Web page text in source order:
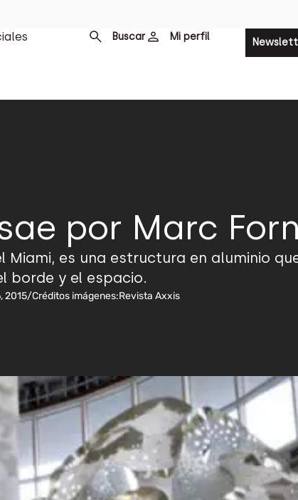
Buscar Mi perfil
por Marc
es una estructura en aluminio
borde y el espacio.
2015/Créditos imágenes:Revista Axxis